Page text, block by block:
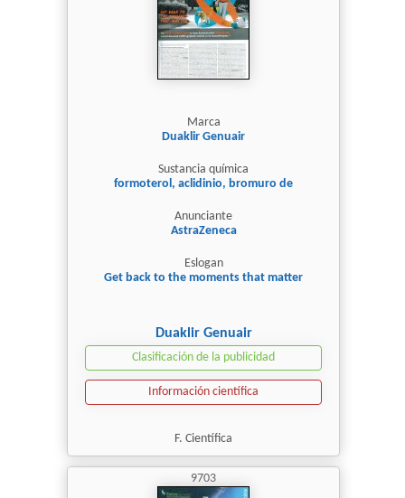
Marca
Duaklir Genuair
Sustancia química
formoterol, aclidinio, bromuro de
Anunciante
AstraZeneca
Eslogan
Get back to the moments that matter
Duaklir Genuair
Clasificación de la publicidad
Información científica
F. Científica
9703